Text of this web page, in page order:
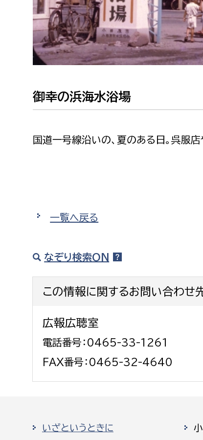
建設部
建設政策課
国県事業推進課
道水路整備課
みどり公園課
会
出
下水道整備課
浄水管理課
農業委員会事務局
御幸の浜海水浴場
国道一号線沿いの、夏のある日。呉服
一覧へ戻る
なぞり検索ON
この情報に関するお問い合わせ
広報広聴室
電話番号：0465-33-1261
FAX番号：0465-32-4640
いざというときに